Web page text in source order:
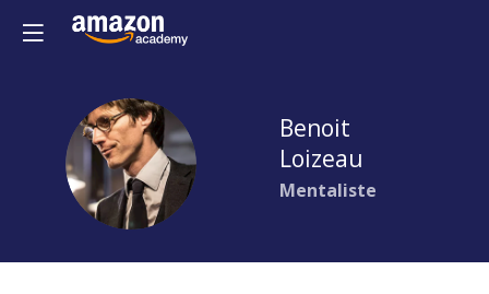
BL
Benoit
Loizeau
Mentaliste